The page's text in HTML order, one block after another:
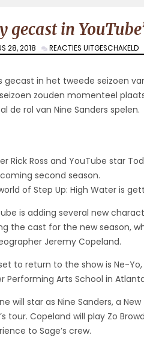
gecast in
28, 2018 REACTIES UITGESCHAKELD
IN
UP:
gecast in het tweede seizoen
zouden momenteel
de rol van Nine Sanders spelen.
Rick Ross and YouTube star
second season.
of Step Up: High Water is
is adding several new
the cast for the new season,
Jeremy Copeland.
to return to the show is Ne-
Performing Arts School in
will star as Nine Sanders, a
tour. Copeland will play Zo
to Sage’s crew.